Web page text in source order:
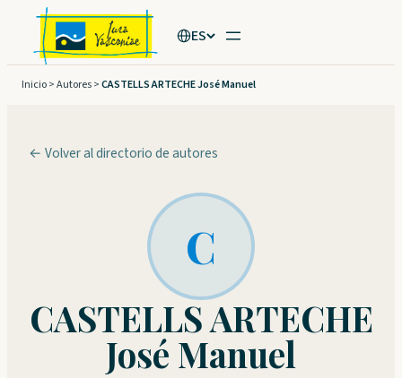
Saltar
contenido
ES
Inicio>Autores>CASTELLS ARTECHE José Manuel
← Volver al directorio de autores
C
CASTELLS ARTECHE
José Manuel